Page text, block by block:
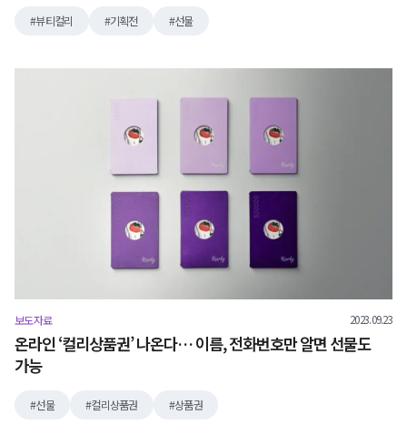
뷰티컬리 기획전 선물
보도자료 2023.09.23
온라인 ‘컬리상품권’ 나온다… 이름, 전화번호만 알면 선물도
가능
선물 컬리상품권 상품권